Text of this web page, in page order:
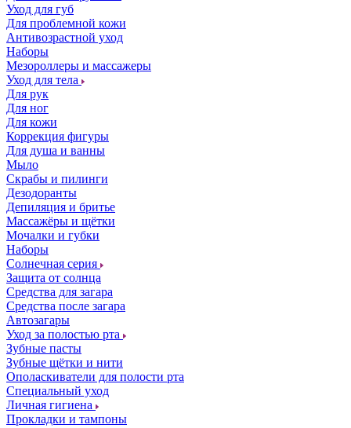
Уход для губ
Для проблемной кожи
Антивозрастной уход
Наборы
Мезороллеры и массажеры
Уход для тела
Для рук
Для ног
Для кожи
Коррекция фигуры
Для душа и ванны
Мыло
Скрабы и пилинги
Дезодоранты
Депиляция и бритье
Массажёры и щётки
Мочалки и губки
Наборы
Солнечная серия
Защита от солнца
Средства для загара
Средства после загара
Автозагары
Уход за полостью рта
Зубные пасты
Зубные щётки и нити
Ополаскиватели для полости рта
Специальный уход
Личная гигиена
Прокладки и тампоны